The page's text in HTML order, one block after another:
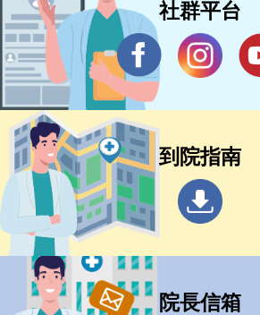
社群平台
到院指南
院長信箱